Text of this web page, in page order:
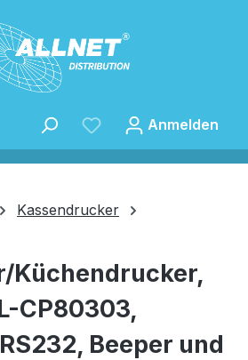
Speichern
Anmelden
Kassendrucker
Küchendrucker,
CP80303,
Beeper und